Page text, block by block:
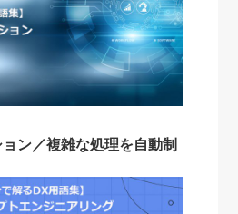
ン／複雑な処理を自動制